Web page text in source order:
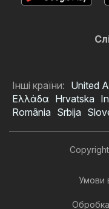
Інші країни: United
Ελλάδα Hrvatska
România Srbija
Умови